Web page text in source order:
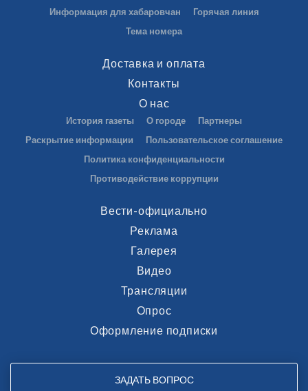
Информация для хабаровчан
Горячая линия
Тема номера
Доставка и оплата
Контакты
О нас
История газеты О городе
Партнеры
Раскрытие информации
Пользовательское соглашение
Политика конфиденциальности
Противодействие коррупции
Вести-официально
Реклама
Галерея
Видео
Трансляции
Опрос
Оформление подписки
ЗАДАТЬ ВОПРОС